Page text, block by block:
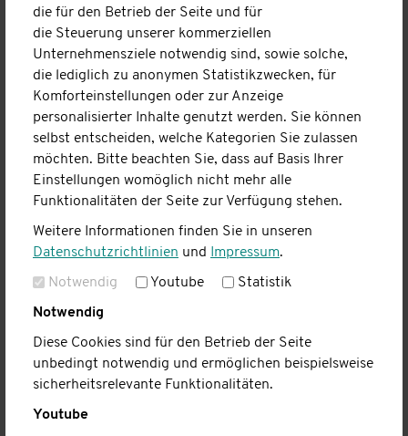
die für den Betrieb der Seite und für
die Steuerung unserer kommerziellen
Unternehmensziele notwendig sind, sowie solche,
die lediglich zu anonymen Statistikzwecken, für
Komforteinstellungen oder zur Anzeige
personalisierter Inhalte genutzt werden. Sie können
selbst entscheiden, welche Kategorien Sie zulassen
möchten. Bitte beachten Sie, dass auf Basis Ihrer
Einstellungen womöglich nicht mehr alle
Funktionalitäten der Seite zur Verfügung stehen.
Weitere Informationen finden Sie in unseren
Datenschutzrichtlinien und Impressum.
Notwendig Youtube Statistik
Notwendig
Diese Cookies sind für den Betrieb der Seite
unbedingt notwendig und ermöglichen beispielsweise
sicherheitsrelevante Funktionalitäten.
Youtube
inklusiven Ferienspiele angeboten. Gemeinsam
verbrachten wir zwei Ferienwochen voller spannender
Ausflüge, gemeinsamer Erlebnisse und viel Spaß und
genug Zeit um die Seele baumeln zu lassen.
Weiterlesen
Hundeführerschein im Kinderhaus 🐕
"Begleitetes Gassigehen" erst mit 17 ?! - nicht bei Uns.
Hundeführerscheinprüfung.
wichtig ist mit wem!